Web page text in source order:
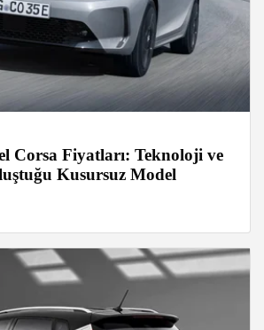
Corsa Fiyatları: Teknoloji ve
Kusursuz Model